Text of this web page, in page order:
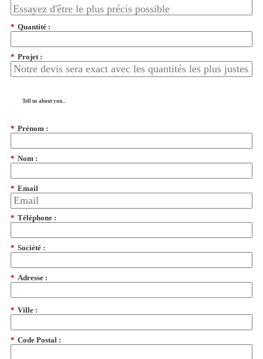
* Quantité :
* Projet :
Tell us about you...
* Prénom :
* Nom :
* Email
* Téléphone :
* Société :
* Adresse :
* Ville :
* Code Postal :